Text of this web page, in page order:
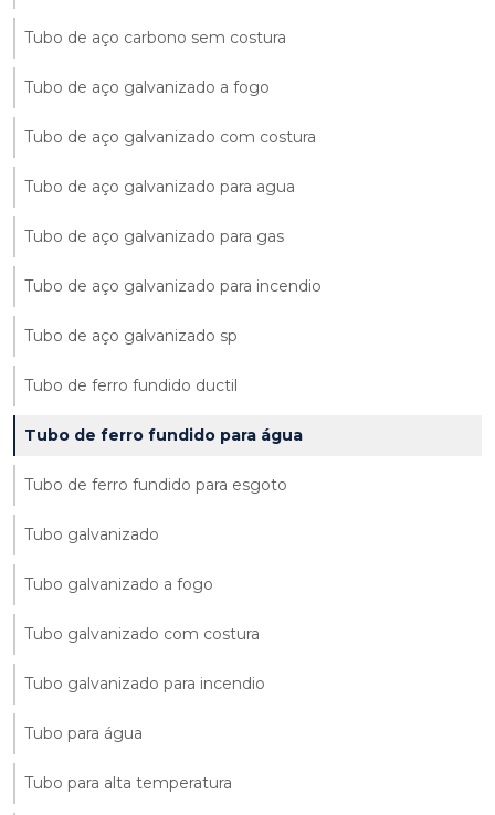
Tubo de aço carbono sem costura
Tubo de aço galvanizado a fogo
Tubo de aço galvanizado com costura
Tubo de aço galvanizado para agua
Tubo de aço galvanizado para gas
Tubo de aço galvanizado para incendio
Tubo de aço galvanizado sp
Tubo de ferro fundido ductil
Tubo de ferro fundido para água
Tubo de ferro fundido para esgoto
Tubo galvanizado
Tubo galvanizado a fogo
Tubo galvanizado com costura
Tubo galvanizado para incendio
Tubo para água
Tubo para alta temperatura